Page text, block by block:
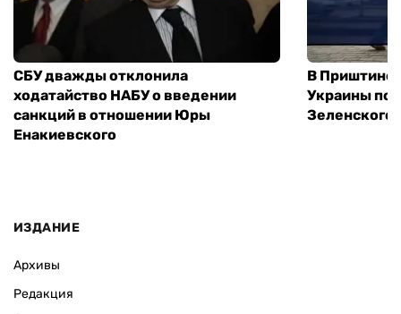
СБУ дважды отклонила
ходатайство НАБУ о введении
санкций в отношении Юры
Енакиевского
В Приштине
Украины
Зеленского
ИЗДАНИЕ
Архивы
Редакция